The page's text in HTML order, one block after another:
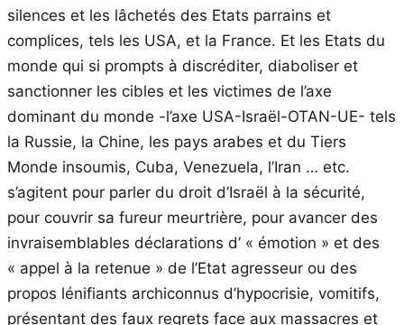
silences et les lâchetés des Etats parrains et
complices, tels les USA, et la France. Et les Etats du
monde qui si prompts à discréditer, diaboliser et
sanctionner les cibles et les victimes de l’axe
dominant du monde -l’axe USA-Israël-OTAN-UE- tels
la Russie, la Chine, les pays arabes et du Tiers
Monde insoumis, Cuba, Venezuela, l’Iran … etc.
s’agitent pour parler du droit d’Israël à la sécurité,
pour couvrir sa fureur meurtrière, pour avancer des
invraisemblables déclarations d’ « émotion » et des
« appel à la retenue » de l’Etat agresseur ou des
propos lénifiants archiconnus d’hypocrisie, vomitifs,
présentant des faux regrets face aux massacres et